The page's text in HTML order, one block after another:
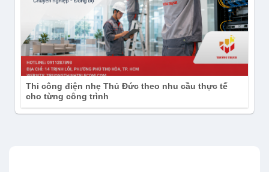
Thi công điện nhẹ Thủ Đức theo nhu cầu thực tế
cho từng công trình